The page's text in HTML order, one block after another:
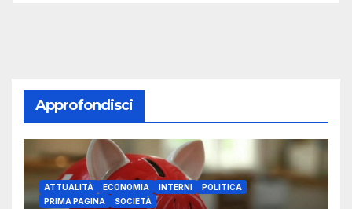
Approfondisci
ATTUALITÀ ECONOMIA INTERNI
POLITICA
PRIMA PAGINA
SOCIETÀ